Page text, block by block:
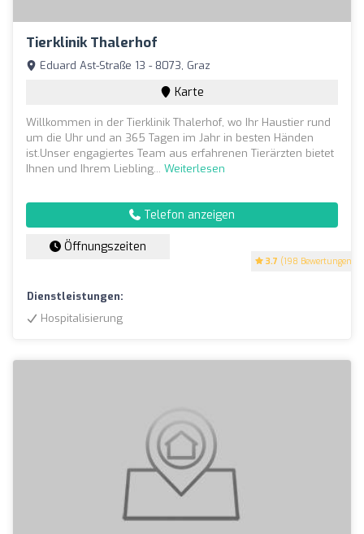
Tierklinik Thalerhof
3.7 (198 Bewertungen)
Eduard Ast-Straße 13 - 8073, Graz
Karte
Willkommen in der Tierklinik Thalerhof, wo Ihr Haustier rund
um die Uhr und an 365 Tagen im Jahr in besten Händen
ist.Unser engagiertes Team aus erfahrenen Tierärzten bietet
Ihnen und Ihrem Liebling... Weiterlesen
Telefon anzeigen
Öffnungszeiten
Dienstleistungen:
Hospitalisierung